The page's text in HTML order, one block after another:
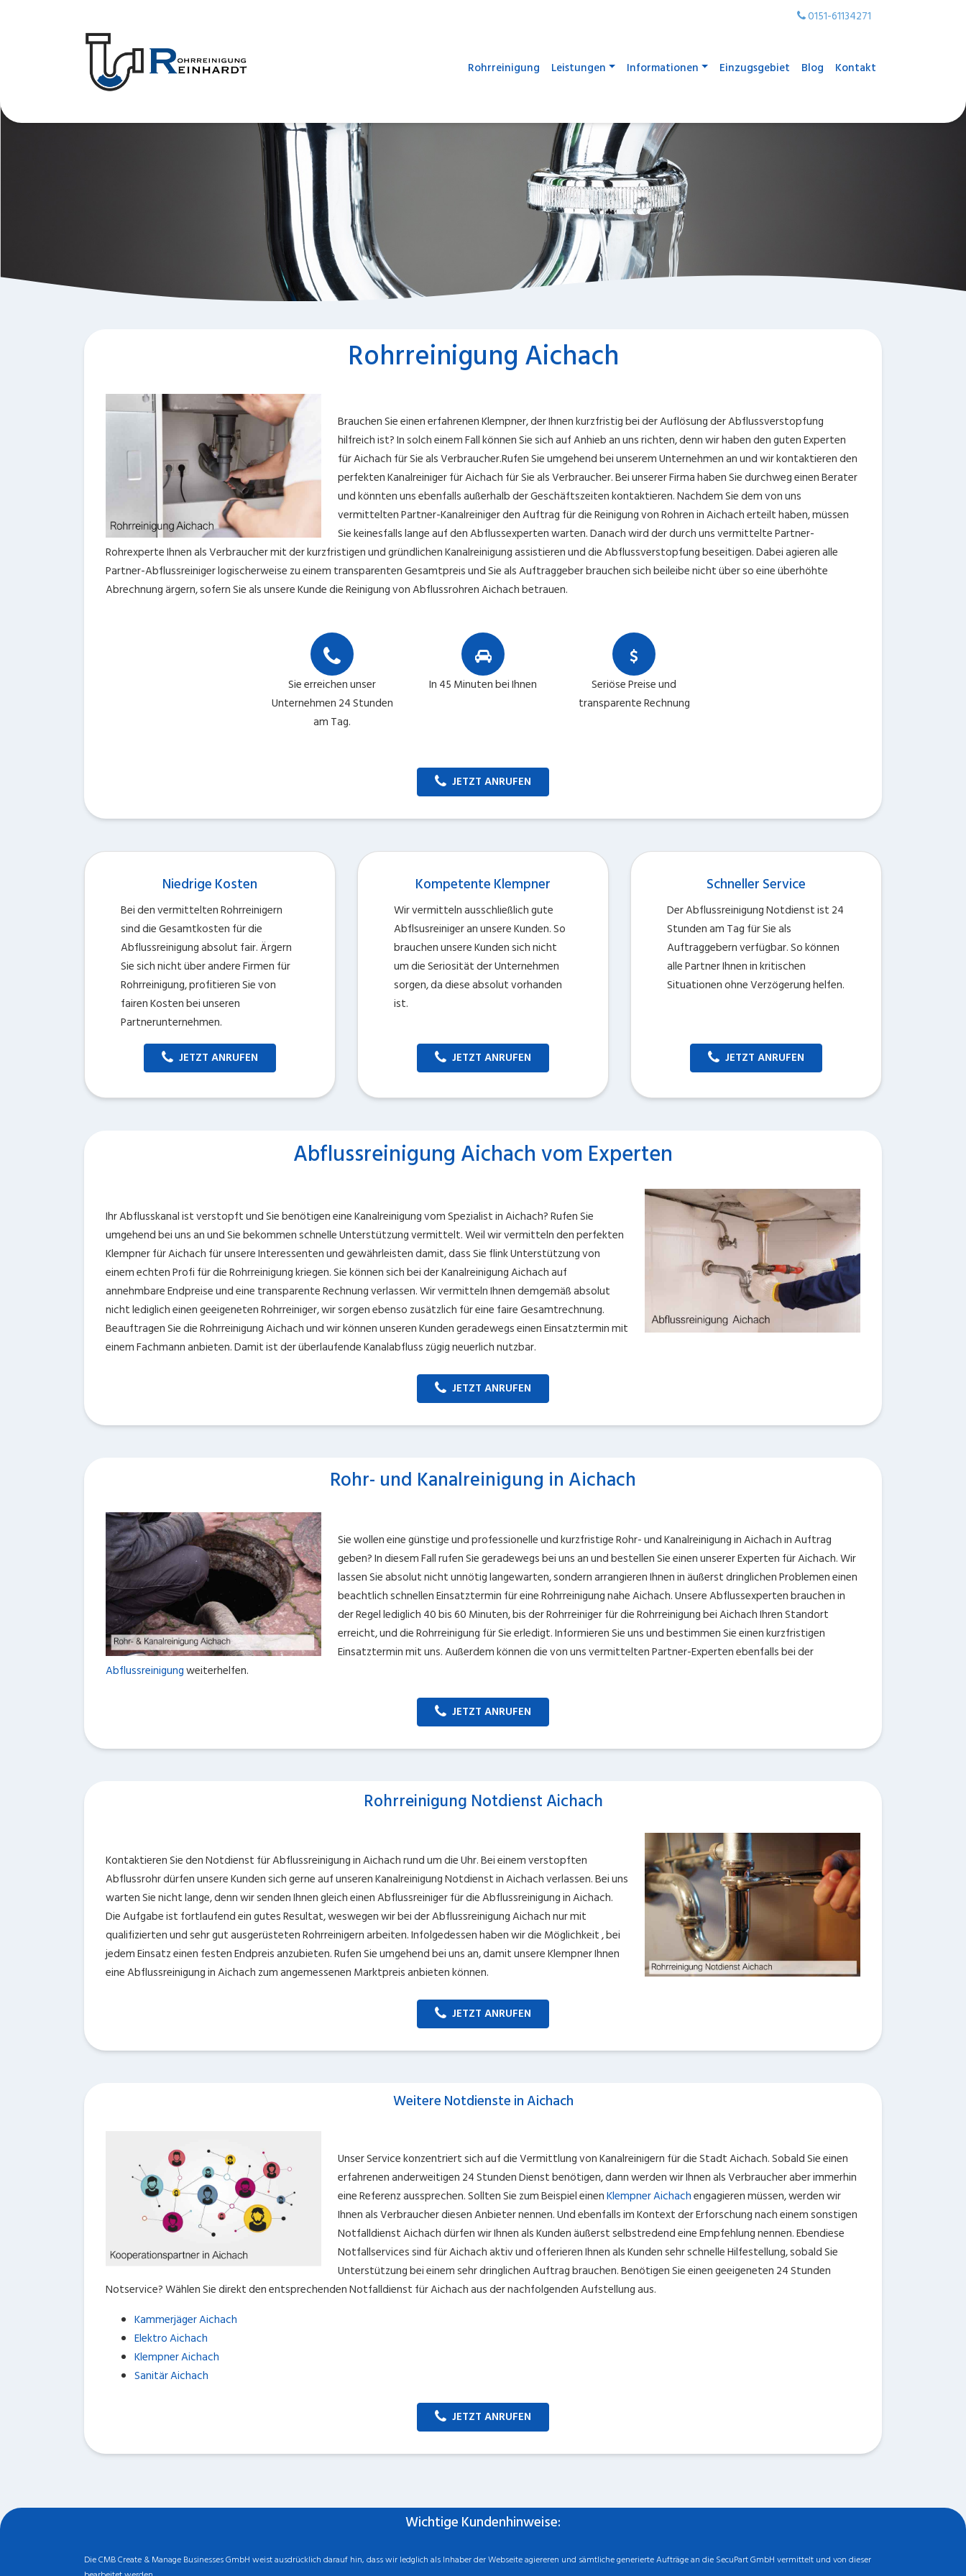
0151-61134271
Rohrreinigung Leistungen Informationen Einzugsgebiet Blog Kontakt
Rohrreinigung Aichach
Brauchen Sie einen erfahrenen Klempner, der Ihnen kurzfristig bei der Auflösung der Abflussverstopfung
hilfreich ist? In solch einem Fall können Sie sich auf Anhieb an uns richten, denn wir haben den guten Experten
für Aichach für Sie als Verbraucher.Rufen Sie umgehend bei unserem Unternehmen an und wir kontaktieren den
perfekten Kanalreiniger für Aichach für Sie als Verbraucher. Bei unserer Firma haben Sie durchweg einen Berater
und könnten uns ebenfalls außerhalb der Geschäftszeiten kontaktieren. Nachdem Sie dem von uns
vermittelten Partner-Kanalreiniger den Auftrag für die Reinigung von Rohren in Aichach erteilt haben, müssen
Sie keinesfalls lange auf den Abflussexperten warten. Danach wird der durch uns vermittelte Partner-
Rohrexperte Ihnen als Verbraucher mit der kurzfristigen und gründlichen Kanalreinigung assistieren und die Abflussverstopfung beseitigen. Dabei agieren alle
Partner-Abflussreiniger logischerweise zu einem transparenten Gesamtpreis und Sie als Auftraggeber brauchen sich beileibe nicht über so eine überhöhte
Abrechnung ärgern, sofern Sie als unsere Kunde die Reinigung von Abflussrohren Aichach betrauen.
Sie erreichen unser
Unternehmen 24 Stunden
am Tag.
In 45 Minuten bei Ihnen
Seriöse Preise und
transparente Rechnung
JETZT ANRUFEN
Niedrige Kosten
Bei den vermittelten Rohrreinigern
sind die Gesamtkosten für die
Abflussreinigung absolut fair. Ärgern
Sie sich nicht über andere Firmen für
Rohrreinigung, profitieren Sie von
fairen Kosten bei unseren
Partnerunternehmen.
JETZT ANRUFEN
Kompetente Klempner
Wir vermitteln ausschließlich gute
Abflsusreiniger an unsere Kunden. So
brauchen unsere Kunden sich nicht
um die Seriosität der Unternehmen
sorgen, da diese absolut vorhanden
ist.
JETZT ANRUFEN
Schneller Service
Der Abflussreinigung Notdienst ist 24
Stunden am Tag für Sie als
Auftraggebern verfügbar. So können
alle Partner Ihnen in kritischen
Situationen ohne Verzögerung helfen.
JETZT ANRUFEN
Abflussreinigung Aichach vom Experten
Ihr Abflusskanal ist verstopft und Sie benötigen eine Kanalreinigung vom Spezialist in Aichach? Rufen Sie
umgehend bei uns an und Sie bekommen schnelle Unterstützung vermittelt. Weil wir vermitteln den perfekten
Klempner für Aichach für unsere Interessenten und gewährleisten damit, dass Sie flink Unterstützung von
einem echten Profi für die Rohrreinigung kriegen. Sie können sich bei der Kanalreinigung Aichach auf
annehmbare Endpreise und eine transparente Rechnung verlassen. Wir vermitteln Ihnen demgemäß absolut
nicht lediglich einen geeigeneten Rohrreiniger, wir sorgen ebenso zusätzlich für eine faire Gesamtrechnung.
Beauftragen Sie die Rohrreinigung Aichach und wir können unseren Kunden geradewegs einen Einsatztermin mit
einem Fachmann anbieten. Damit ist der überlaufende Kanalabfluss zügig neuerlich nutzbar.
JETZT ANRUFEN
Rohr- und Kanalreinigung in Aichach
Sie wollen eine günstige und professionelle und kurzfristige Rohr- und Kanalreinigung in Aichach in Auftrag
geben? In diesem Fall rufen Sie geradewegs bei uns an und bestellen Sie einen unserer Experten für Aichach. Wir
lassen Sie absolut nicht unnötig langewarten, sondern arrangieren Ihnen in äußerst dringlichen Problemen einen
beachtlich schnellen Einsatztermin für eine Rohrreinigung nahe Aichach. Unsere Abflussexperten brauchen in
der Regel lediglich 40 bis 60 Minuten, bis der Rohrreiniger für die Rohrreinigung bei Aichach Ihren Standort
erreicht, und die Rohrreinigung für Sie erledigt. Informieren Sie uns und bestimmen Sie einen kurzfristigen
Einsatztermin mit uns. Außerdem können die von uns vermittelten Partner-Experten ebenfalls bei der
Abflussreinigungweiterhelfen.
JETZT ANRUFEN
Rohrreinigung Notdienst Aichach
Kontaktieren Sie den Notdienst für Abflussreinigung in Aichach rund um die Uhr. Bei einem verstopften
Abflussrohr dürfen unsere Kunden sich gerne auf unseren Kanalreinigung Notdienst in Aichach verlassen. Bei uns
warten Sie nicht lange, denn wir senden Ihnen gleich einen Abflussreiniger für die Abflussreinigung in Aichach.
Die Aufgabe ist fortlaufend ein gutes Resultat, weswegen wir bei der Abflussreinigung Aichach nur mit
qualifizierten und sehr gut ausgerüsteten Rohrreinigern arbeiten. Infolgedessen haben wir die Möglichkeit , bei
jedem Einsatz einen festen Endpreis anzubieten. Rufen Sie umgehend bei uns an, damit unsere Klempner Ihnen
eine Abflussreinigung in Aichach zum angemessenen Marktpreis anbieten können.
JETZT ANRUFEN
Weitere Notdienste in Aichach
Unser Service konzentriert sich auf die Vermittlung von Kanalreinigern für die Stadt Aichach. Sobald Sie einen
erfahrenen anderweitigen 24 Stunden Dienst benötigen, dann werden wir Ihnen als Verbraucher aber immerhin
eine Referenz aussprechen. Sollten Sie zum Beispiel einenKlempner Aichachengagieren müssen, werden wir
Ihnen als Verbraucher diesen Anbieter nennen. Und ebenfalls im Kontext der Erforschung nach einem sonstigen
Notfalldienst Aichach dürfen wir Ihnen als Kunden äußerst selbstredend eine Empfehlung nennen. Ebendiese
Notfallservices sind für Aichach aktiv und offerieren Ihnen als Kunden sehr schnelle Hilfestellung, sobald Sie
Unterstützung bei einem sehr dringlichen Auftrag brauchen. Benötigen Sie einen geeigeneten 24 Stunden
Notservice? Wählen Sie direkt den entsprechenden Notfalldienst für Aichach aus der nachfolgenden Aufstellung aus.
Kammerjäger Aichach
Elektro Aichach
Klempner Aichach
Sanitär Aichach
JETZT ANRUFEN
Wichtige Kundenhinweise:
Die CMB Create & Manage Businesses GmbH weist ausdrücklich darauf hin, dass wir ledglich als Inhaber der Webseite agiereren und sämtliche generierte Aufträge an die SecuPart GmbH vermittelt und von dieser